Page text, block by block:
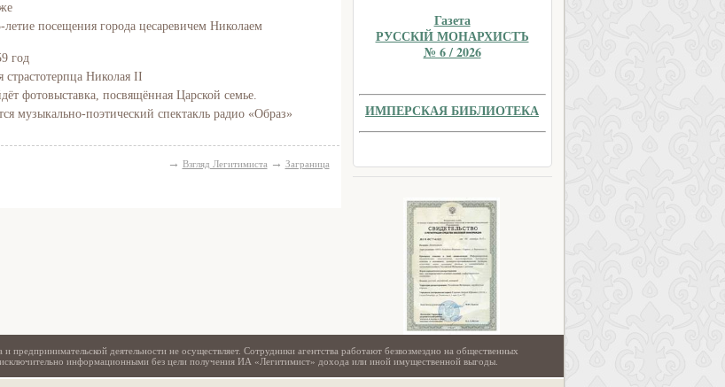
посещения города цесаревичем Николаем
год
страстотерпца Николая II
фотовыставка, посвящённая Царской семье.
музыкально-поэтический спектакль радио «Образ»
→ Взгляд Легитимиста → Заграница
Газета
РУССКIЙ МОНАРХИСТЪ
№ 6 / 2026
ИМПЕРСКАЯ БИБЛИОТЕКА
предпринимательской деятельности не осуществляет. Сотрудники агентства работают безвозмездно на общественных
информационными без цели получения ИА «Легитимист» дохода или иной имущественной выгоды.